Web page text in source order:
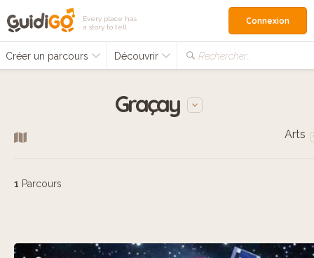
Every place has
a story to tell
Créer un parcours Découvrir Rechercher…
Connexion
Graçay
Arts
1 Parcours